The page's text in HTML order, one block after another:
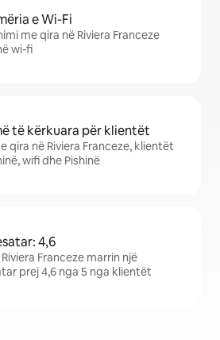
e Wi-Fi
me qira në Riviera Franceze
wi-fi
të kërkuara për klientët
qira në Riviera Franceze, klientët
wifi dhe Pishinë
4,6
Franceze marrin një
prej 4,6 nga 5 nga klientët